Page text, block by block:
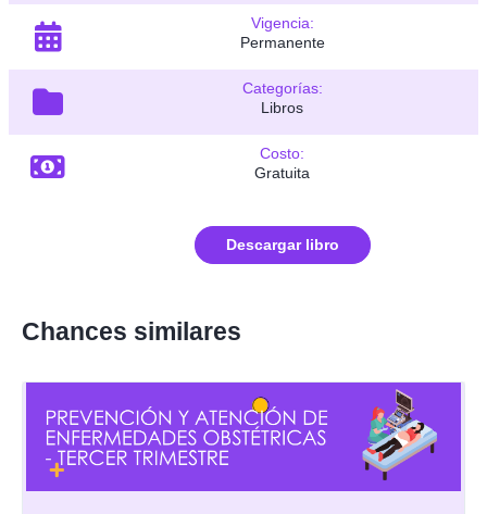
Vigencia:
Permanente
Categorías:
Libros
Costo:
Gratuita
Descargar libro
Chances similares